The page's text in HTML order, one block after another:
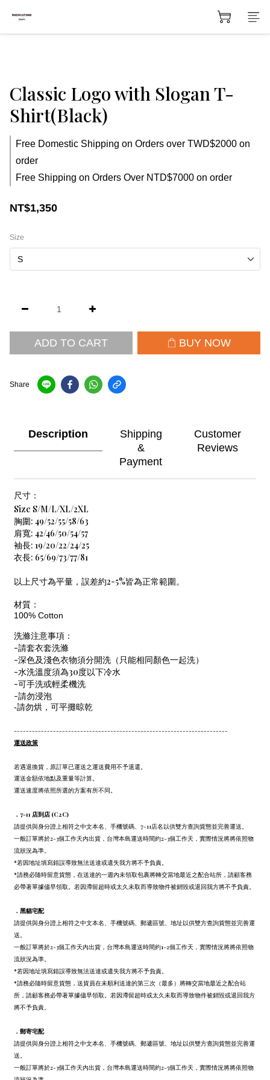
Classic Logo with Slogan T-
Shirt(Black)
Free Domestic Shipping on Orders over TWD$2000 on
order
Free Shipping on Orders Over NTD$7000 on order
NT$1,350
Size
ADD TO CART BUY NOW
Share
Description
Shipping
&
Payment
Customer
Reviews
尺寸：
Size S/M/L/XL/2XL
胸圍: 49/52/55/58/63
肩寬: 42/46/50/54/57
袖長: 19/20/22/24/25
衣長: 65/69/73/77/81
以上尺寸為平量，誤差約2-5%皆為正常範圍。
材質：
100% Cotton
洗滌注意事項：
-請套衣套洗滌
-深色及淺色衣物須分開洗（只能相同顏色一起洗）
-水洗溫度須為30度以下冷水
-可手洗或輕柔機洗
-請勿浸泡
-請勿烘，可平攤晾乾
-----------------------------------------------------------------------
運送政策
若遇退換貨，原訂單已運送之運送費用不予退還。
運送金額依地點及重量等計算。
運送速度將依照所選的方案有所不同。
．7-11 店到店 (C2C)
請提供與身分證上相符之中文本名、手機號碼、7-11店名以供雙方查詢貨態並完善運送。
一般訂單將於2-3個工作天內出貨，台灣本島運送時間約2-3個工作天，實際情況將將依照物
流狀況為準。
*若因地址填寫錯誤導致無法送達或遺失我方將不予負責。
*請務必隨時留意貨態，在送達的一週內未領取包裹將轉交當地最近之配合站所，請顧客務
必帶著單據儘早領取。若因滯留超時或太久未取而導致物件被銷毀或退回我方將不予負責。
． 黑貓宅配
請提供與身分證上相符之中文本名、手機號碼、郵遞區號、地址以供雙方查詢貨態並完善運
送。
一般訂單將於2-3個工作天內出貨，台灣本島運送時間約1-2個工作天，實際情況將將依照物
流狀況為準。
*若因地址填寫錯誤導致無法送達或遺失我方將不予負責。
*請務必隨時留意貨態，送貨員在未順利送達的第三次（最多）將轉交當地最近之配合站
所，請顧客務必帶著單據儘早領取。若因滯留超時或太久未取而導致物件被銷毀或退回我方
將不予負責。
． 郵寄宅配
請提供與身分證上相符之中文本名、手機號碼、郵遞區號、地址以供雙方查詢貨態並完善運
送。
一般訂單將於2-3個工作天內出貨，台灣本島運送時間約2-5個工作天，實際情況將將依照物